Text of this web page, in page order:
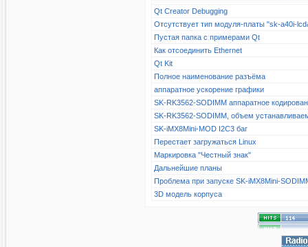
Qt Creator Debugging
Отсутствует тип модуля-платы "sk-a40i-
Пустая папка с примерами Qt
Как отсоединить Ethernet
Qt Kit
Полное наименование разъёма
аппаратное ускорение графики
SK-RK3562-SODIMM аппаратное
SK-RK3562-SODIMM, объем
SK-iMX8Mini-MOD I2C3 баг
Перестает загружаться Linux
Маркировка "Честный знак"
Дальнейшие планы
Проблема при запуске SK-iMX8Mini-
3D модель корпуса